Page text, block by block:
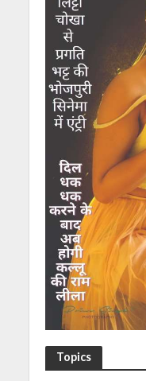
Topics